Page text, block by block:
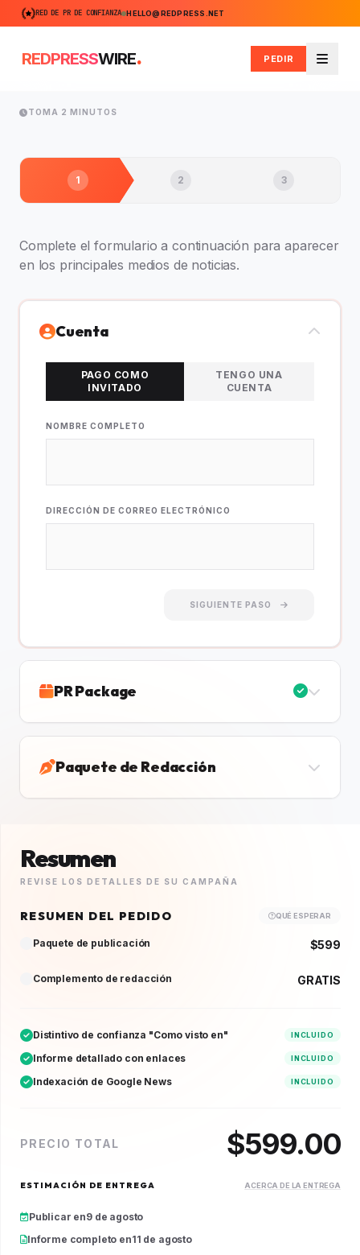
RED DE PR DE CONFIANZA HELLO@REDPRESS.NET
REDPRESSWIRE. PEDIR
Menú
TOMA 2 MINUTOS
1 2 3
Complete el formulario a continuación para aparecer
en los principales medios de noticias.
Cuenta
PAGO COMO
INVITADO
TENGO UNA
CUENTA
NOMBRE COMPLETO
DIRECCIÓN DE CORREO ELECTRÓNICO
SIGUIENTE PASO
PR Package
Paquete de Redacción
Resumen
REVISE LOS DETALLES DE SU CAMPAÑA
RESUMEN DEL PEDIDO QUÉ ESPERAR
Paquete de publicación $599
Complemento de redacción GRATIS
Distintivo de confianza "Como visto en" INCLUIDO
Informe detallado con enlaces INCLUIDO
Indexación de Google News INCLUIDO
PRECIO TOTAL $599.00
ESTIMACIÓN DE ENTREGA ACERCA DE LA ENTREGA
Publicar en9 de agosto
Informe completo en11 de agosto